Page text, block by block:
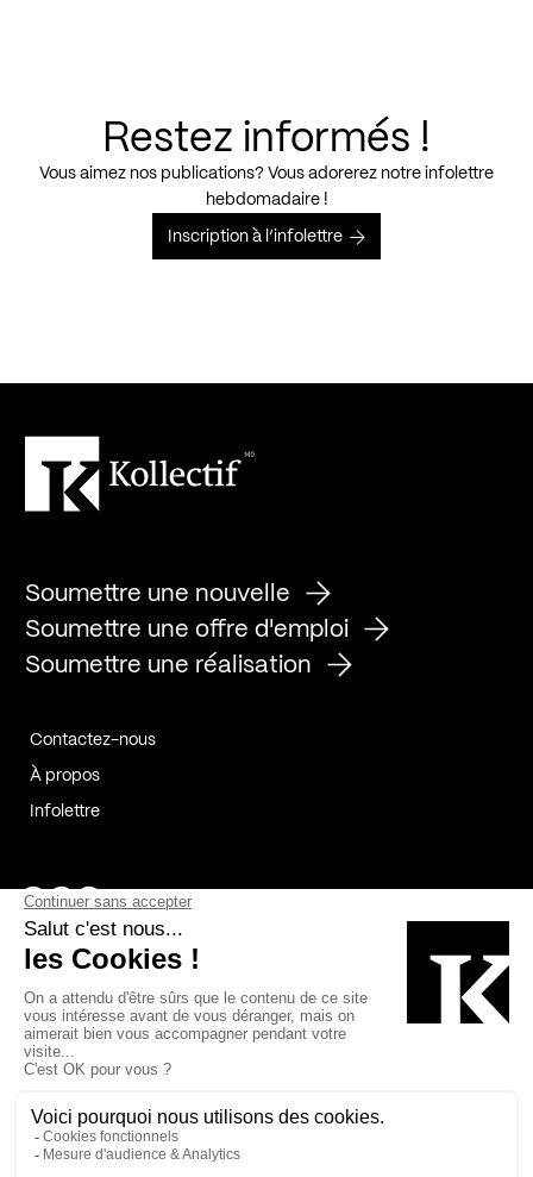
Restez informés !
Vous aimez nos publications? Vous adorerez notre infolettre
hebdomadaire !
Inscription à l’infolettre
Soumettre une nouvelle
Soumettre une offre d'emploi
Soumettre une réalisation
Contactez-nous
À propos
Infolettre
Page Facebook de Kollectif
Page Instagram de Kollectif
Page Linkedin de Kollectif
Bâtiment-Durable-Québec-1
Esquisses-1IRAC-1
MP-1 v2com-1